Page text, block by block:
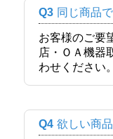
Q3 同じ商品
お客様のご要
店・ＯＡ機器
わせください。
Q4 欲しい商